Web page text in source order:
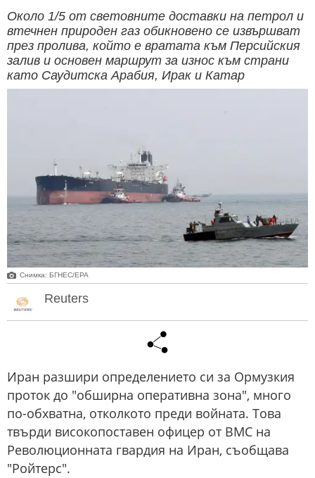
Около 1/5 от световните доставки на петрол и
втечнен природен газ обикновено се извършват
през пролива, който е вратата към Персийския
залив и основен маршрут за износ към страни
като Саудитска Арабия, Ирак и Катар
Снимка: БГНЕС/ЕРА
Reuters
Иран разшири определението си за Ормузкия
проток до "обширна оперативна зона", много
по-обхватна, отколкото преди войната. Това
твърди високопоставен офицер от ВМС на
Революционната гвардия на Иран, съобщава
"Ройтерс".